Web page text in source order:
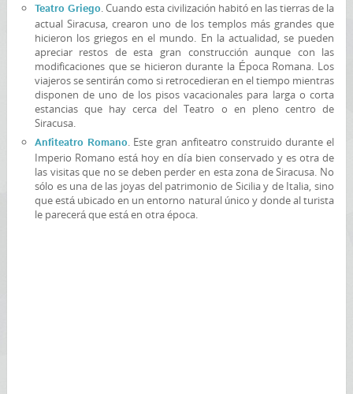
Teatro Griego. Cuando esta civilización habitó en las tierras de la
actual Siracusa, crearon uno de los templos más grandes que
hicieron los griegos en el mundo. En la actualidad, se pueden
apreciar restos de esta gran construcción aunque con las
modificaciones que se hicieron durante la Época Romana. Los
viajeros se sentirán como si retrocedieran en el tiempo mientras
disponen de uno de los pisos vacacionales para larga o corta
estancias que hay cerca del Teatro o en pleno centro de
Siracusa.
Anfiteatro Romano. Este gran anfiteatro construido durante el
Imperio Romano está hoy en día bien conservado y es otra de
las visitas que no se deben perder en esta zona de Siracusa. No
sólo es una de las joyas del patrimonio de Sicilia y de Italia, sino
que está ubicado en un entorno natural único y donde al turista
le parecerá que está en otra época.